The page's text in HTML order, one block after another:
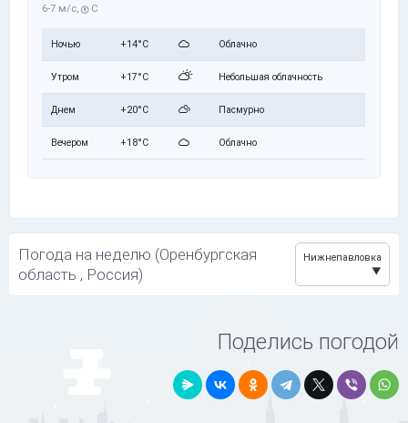
6-7 м/с, С
Ночью +14°C Облачно
Утром +17°C Небольшая облачность
Днем +20°C Пасмурно
Вечером +18°C Облачно
Погода на неделю (Оренбургская
область , Россия)
Нижнепавловка
Поделись погодой